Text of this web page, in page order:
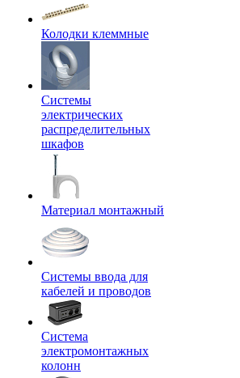
Колодки клеммные
Системы
электрических
распределительных
шкафов
Материал монтажный
Системы ввода для
кабелей и проводов
Система
электромонтажных
колонн